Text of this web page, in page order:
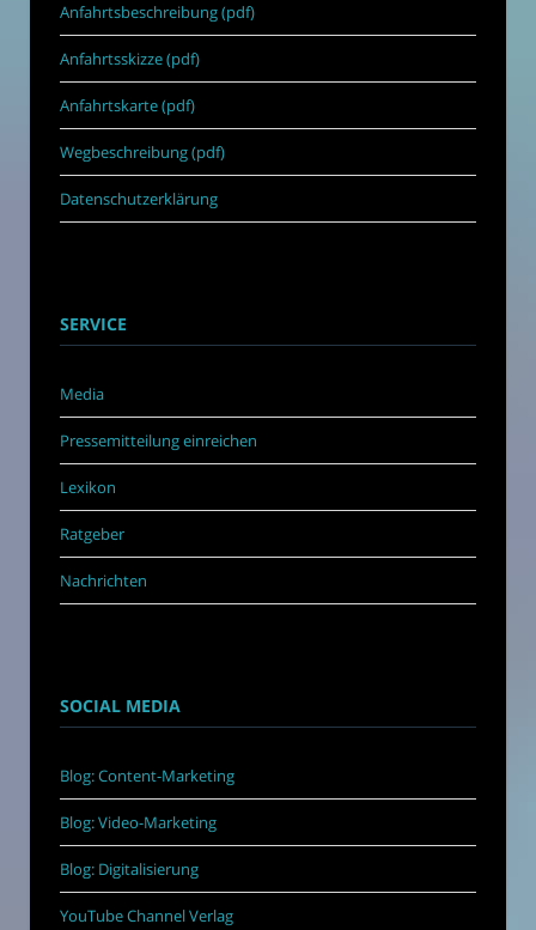
Anfahrtsbeschreibung (pdf)
Anfahrtsskizze (pdf)
Anfahrtskarte (pdf)
Wegbeschreibung (pdf)
Datenschutzerklärung
SERVICE
Media
Pressemitteilung einreichen
Lexikon
Ratgeber
Nachrichten
SOCIAL MEDIA
Blog: Content-Marketing
Blog: Video-Marketing
Blog: Digitalisierung
YouTube Channel Verlag